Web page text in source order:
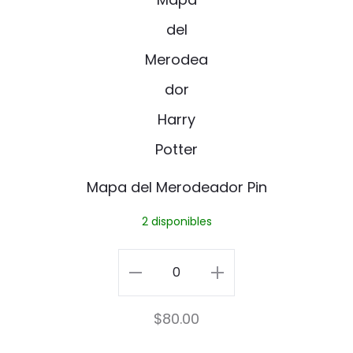
p
a
d
e
l
r
d
e
Mapa del Merodeador Pin
2 disponibles
Mapa
del
Merodeador
$80.00